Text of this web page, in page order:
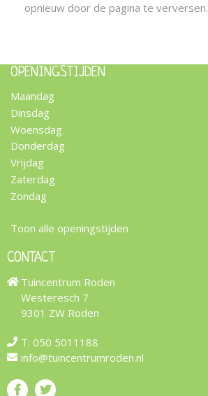
opnieuw door de pagina te verversen.
OPENINGSTIJDEN
Maandag
Dinsdag
Woensdag
Donderdag
Vrijdag
Zaterdag
Zondag
Toon alle openingstijden
CONTACT
Tuincentrum Roden
Westeresch 7
9301 ZW Roden
T: 050 5011188
info@tuincentrumroden.nl